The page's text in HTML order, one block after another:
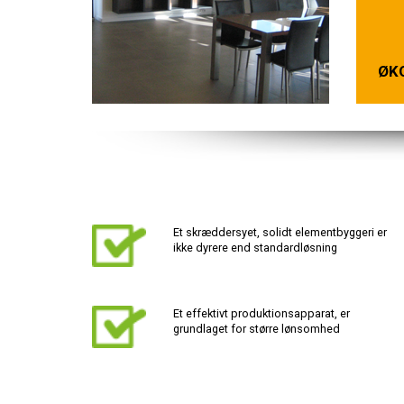
Et skræddersyet, solidt elementbyggeri er
ikke dyrere end standardløsning
Et effektivt produktionsapparat, er
grundlaget for større lønsomhed